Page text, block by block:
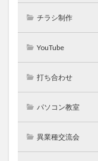
チラシ制作
YouTube
打ち合わせ
パソコン教室
異業種交流会